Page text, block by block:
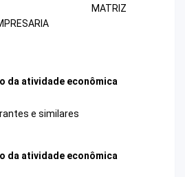
MATRIZ
da atividade econômica
e similares
da atividade econômica